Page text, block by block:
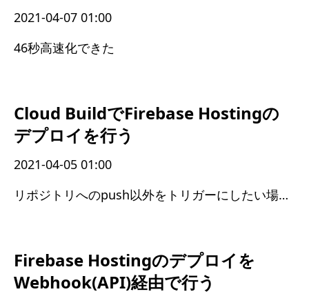
2021-04-07 01:00
46秒高速化できた
Cloud BuildでFirebase Hostingの
デプロイを行う
2021-04-05 01:00
リポジトリへのpush以外をトリガーにしたい場合に使用
Firebase Hostingのデプロイを
Webhook(API)経由で行う